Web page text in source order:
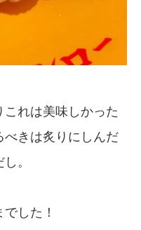
れは美味しかった
べきは炙りにしんだ
。
した！